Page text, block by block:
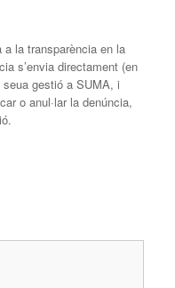
la transparència en la
s’envia directament (en
gestió a SUMA, i
o anul·lar la denúncia,